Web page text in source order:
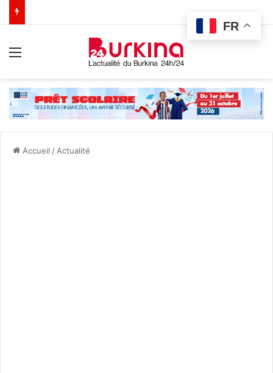
Accueil / Actualité
FR